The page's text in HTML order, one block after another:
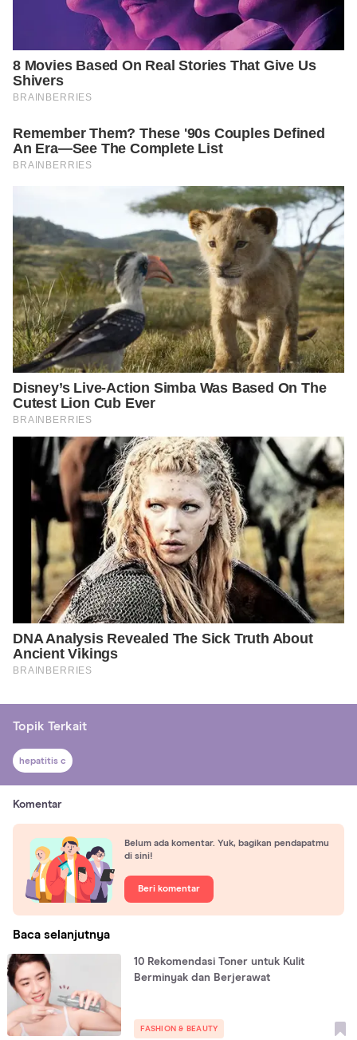
Topik Terkait
hepatitis c
Komentar
Belum ada komentar. Yuk, bagikan pendapatmu
di sini!
Beri komentar
Baca selanjutnya
10 Rekomendasi Toner untuk Kulit
Berminyak dan Berjerawat
FASHION & BEAUTY